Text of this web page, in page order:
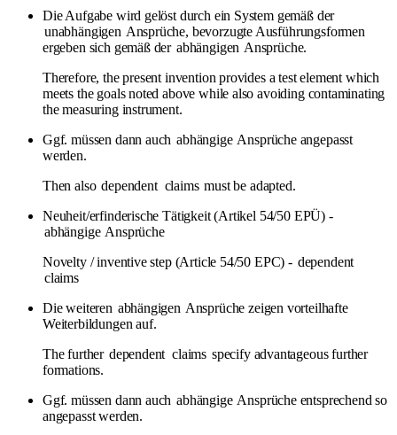
Die Aufgabe wird gelöst durch ein System gemäß der
unabhängigen Ansprüche, bevorzugte Ausführungsformen
ergeben sich gemäß der abhängigen Ansprüche.
Therefore, the present invention provides a test element which
meets the goals noted above while also avoiding contaminating
the measuring instrument.
Ggf. müssen dann auch abhängige Ansprüche angepasst
werden.
Then also dependent claims must be adapted.
Neuheit/erfinderische Tätigkeit (Artikel 54/50 EPÜ) -
abhängige Ansprüche
Novelty / inventive step (Article 54/50 EPC) - dependent
claims
Die weiteren abhängigen Ansprüche zeigen vorteilhafte
Weiterbildungen auf.
The further dependent claims specify advantageous further
formations.
Ggf. müssen dann auch abhängige Ansprüche entsprechend so
angepasst werden.